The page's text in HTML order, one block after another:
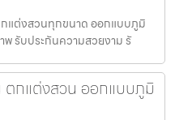
แต่งสวนทุกขนาด ออกแบบภูมิ
รับประกันความสวยงาม รั
กแต่งสวน ออกแบบภูมิ